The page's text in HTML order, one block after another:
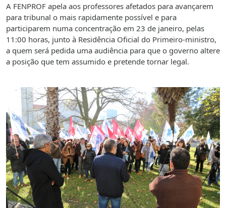
A FENPROF apela aos professores afetados para avançarem
para tribunal o mais rapidamente possível e para
participarem numa concentração em 23 de janeiro, pelas
11:00 horas, junto à Residência Oficial do Primeiro-ministro,
a quem será pedida uma audiência para que o governo altere
a posição que tem assumido e pretende tornar legal.